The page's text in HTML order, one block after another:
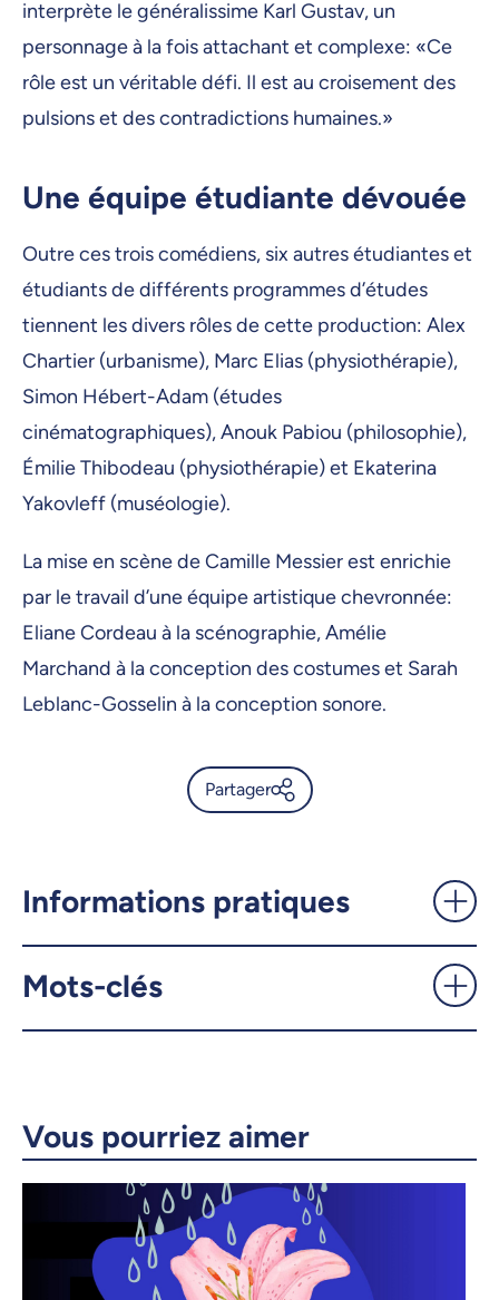
interprète le généralissime Karl Gustav, un
personnage à la fois attachant et complexe: «Ce
rôle est un véritable défi. Il est au croisement des
pulsions et des contradictions humaines.»
Une équipe étudiante dévouée
Outre ces trois comédiens, six autres étudiantes et
étudiants de différents programmes d’études
tiennent les divers rôles de cette production: Alex
Chartier (urbanisme), Marc Elias (physiothérapie),
Simon Hébert-Adam (études
cinématographiques), Anouk Pabiou (philosophie),
Émilie Thibodeau (physiothérapie) et Ekaterina
Yakovleff (muséologie).
La mise en scène de Camille Messier est enrichie
par le travail d’une équipe artistique chevronnée:
Eliane Cordeau à la scénographie, Amélie
Marchand à la conception des costumes et Sarah
Leblanc-Gosselin à la conception sonore.
Partager
UdeMnouvelles
Facebook
Informations pratiques
Mots-clés
Vous pourriez aimer